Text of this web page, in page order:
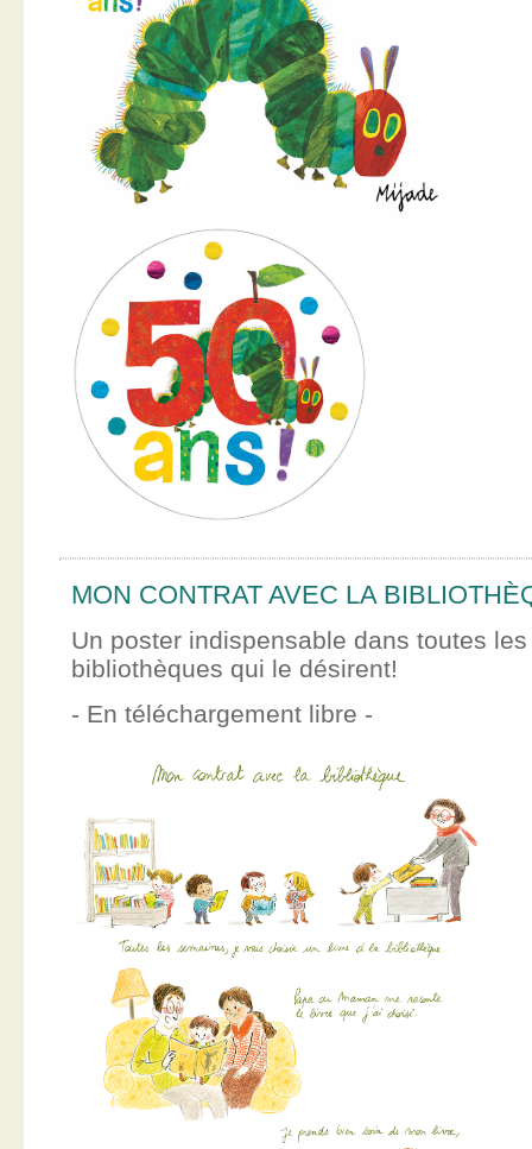
MON CONTRAT AVEC LA
Un poster indispensable dans toutes
bibliothèques qui le désirent!
- En téléchargement libre -